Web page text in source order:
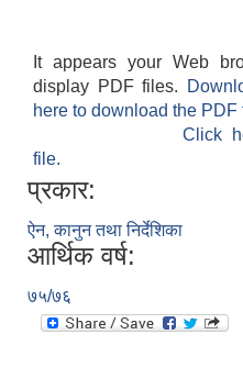
It appears your Web
display PDF files.
here to download the PDF
Click
file.
प्रकार:
ऐन, कानुन तथा निर्देशिका
आर्थिक वर्ष:
७५/७६